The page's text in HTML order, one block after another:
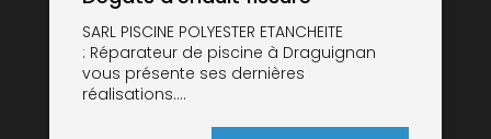
SARL PISCINE POLYESTER ETANCHEITE
: Réparateur de piscine à Draguignan
vous présente ses dernières
réalisations....